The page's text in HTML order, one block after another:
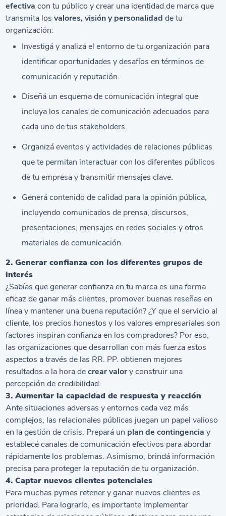
efectiva con tu público y crear una identidad de marca que
transmita losvalores, visión y personalidad de tu
organización:
Investigá y analizá el entorno de tu organización para
identificar oportunidades y desafíos en términos de
comunicación y reputación.
Diseñá un esquema de comunicación integral que
incluya los canales de comunicación adecuados para
cada uno de tus stakeholders.
Organizá eventos y actividades de relaciones públicas
que te permitan interactuar con los diferentes públicos
de tu empresa y transmitir mensajes clave.
Generá contenido de calidad para la opinión pública,
incluyendo comunicados de prensa, discursos,
presentaciones, mensajes en redes sociales y otros
materiales de comunicación.
2. Generar confianza con los diferentes grupos de
interés
¿Sabías que generar confianza en tu marca es una forma
eficaz de ganar más clientes, promover buenas reseñas en
línea y mantener una buena reputación? ¿Y que el servicio al
cliente, los precios honestos y los valores empresariales son
factores inspiran confianza en los compradores? Por eso,
las organizaciones que desarrollan con más fuerza estos
aspectos a través de las RR. PP. obtienen mejores
resultados a la hora decrear valory construir una
percepción de credibilidad.
3. Aumentar la capacidad de respuesta y reacción
Ante situaciones adversas y entornos cada vez más
complejos, las relacionales públicas juegan un papel valioso
en la gestión de crisis. Prepará un plan de contingencia y
establecé canales de comunicación efectivos para abordar
rápidamente los problemas. Asimismo, brindá información
precisa para proteger la reputación de tu organización.
4. Captar nuevos clientes potenciales
Para muchas pymes retener y ganar nuevos clientes es
prioridad. Para lograrlo, es importante implementar